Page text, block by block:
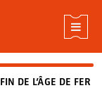
DE L’ÂGE DE FER